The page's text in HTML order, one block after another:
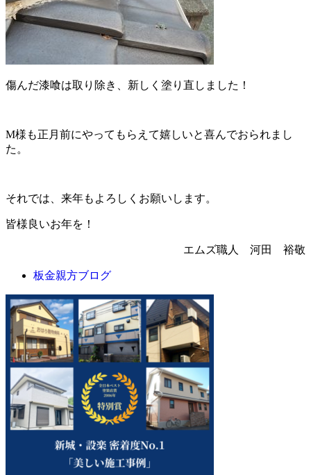
傷んだ漆喰は取り除き、新しく塗り直しました！
М様も正月前にやってもらえて嬉しいと喜んでおられまし
た。
それでは、来年もよろしくお願いします。
皆様良いお年を！
エムズ職人 河田 裕敬
板金親方ブログ